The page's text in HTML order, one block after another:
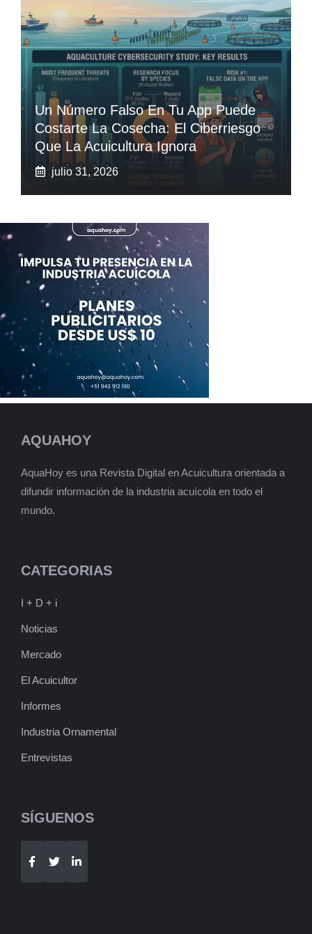
Un Número Falso En Tu App Puede
Costarte La Cosecha: El Ciberriesgo
Que La Acuicultura Ignora
julio 31, 2026
AQUAHOY
AquaHoy es una Revista Digital en Acuicultura orientada a
difundir información de la industria acuícola en todo el
mundo.
CATEGORIAS
I + D + i
Noticias
Mercado
El Acuicultor
Informes
Industria Ornamental
Entrevistas
SÍGUENOS
Telegram